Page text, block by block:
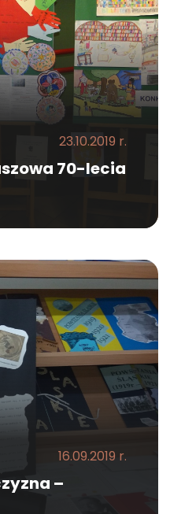
23.10.2019 r.
70-lecia
16.09.2019 r.
–